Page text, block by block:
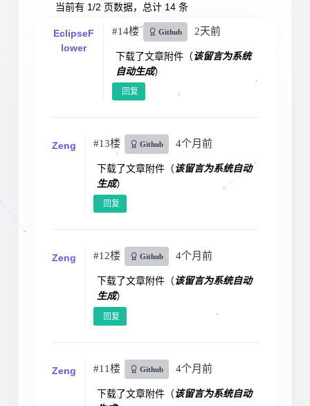
当前有 1/2 页数据，总计 14 条
EclipseF
lower
#14楼 Github 2天前
下载了文章附件（该留言为系统
自动生成）
回复
Zeng #13楼 Github 4个月前
下载了文章附件（该留言为系统自动
生成）
回复
Zeng #12楼 Github 4个月前
下载了文章附件（该留言为系统自动
生成）
回复
Zeng #11楼 Github 4个月前
下载了文章附件（该留言为系统自动